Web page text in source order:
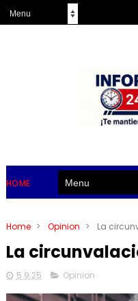
HOME
Home > Opinion > La
La
5.9.25 Opinion